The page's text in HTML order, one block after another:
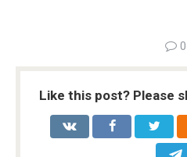
0
Like this post? Please